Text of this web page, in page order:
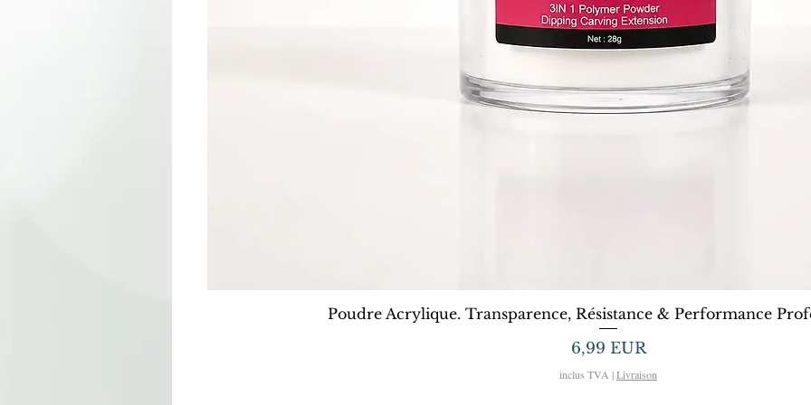
Afișare rapidă
Poudre Acrylique. Transparence, Résistance & Performance
Preț
6,99 EUR
inclus TVA |Livraison